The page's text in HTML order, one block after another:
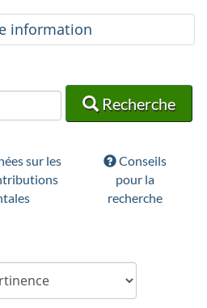
information
Recherche
Recherche
Recherche
sur les
Conseils
pour la
recherche